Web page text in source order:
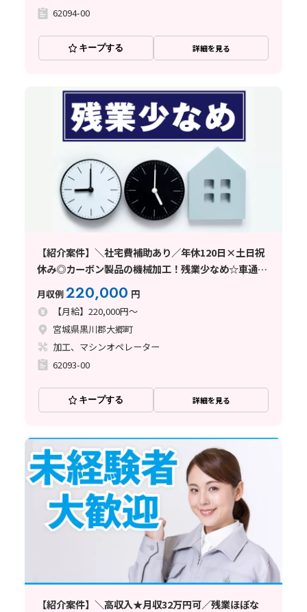
62094-00
キープする 詳細を見る
【紹介案件】＼社宅費補助あり／年休120日×土日祝
休み◎カーボン製品の機械加工！残業少なめ☆車通勤
月収例220,000 円
【月給】220,000円～
宮城県黒川郡大郷町
加工、マシンオペレーター
62093-00
キープする 詳細を見る
【紹介案件】＼高収入★月収32万円可／残業ほぼな